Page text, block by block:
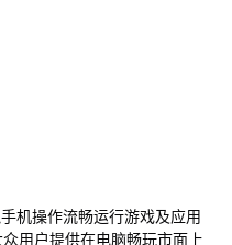
机操作流畅运行游戏及应用
用户提供在电脑畅玩市面上